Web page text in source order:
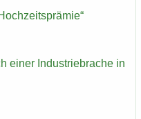
einer In­dus­trie­bra­che in